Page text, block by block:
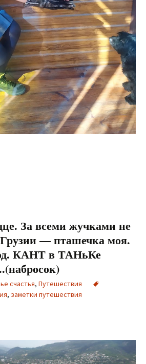
это навсегда. Продолжение. (в
За всеми жучками не
— пташечка моя.
КАНТ в ТАНьКе
счастья, Путешествия
, заметки путешествия